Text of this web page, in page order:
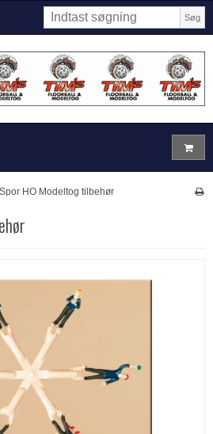
Søg
Spor HO Modeltog tilbehør